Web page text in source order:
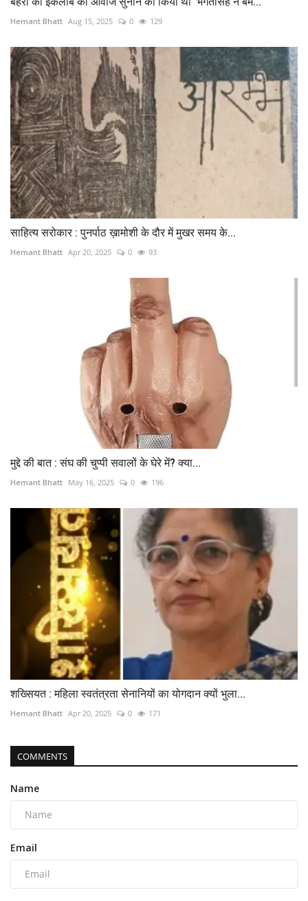
Hemant Bhatt Aug 15, 2025 0 129
साहित्य सरोकार : पुनर्पाठ ख़ामोशी के दौर में मुखर समय के...
Hemant Bhatt Apr 20, 2025 0 93
मुद्दे की बात : संघ की चुप्पी सवालों के घेरे में? क्या...
Hemant Bhatt May 16, 2025 0 196
शख्सियत : महिला स्वतंत्रता सेनानियों का योगदान क्यों भुला...
Hemant Bhatt Apr 20, 2025 0 171
COMMENTS
Name
Email